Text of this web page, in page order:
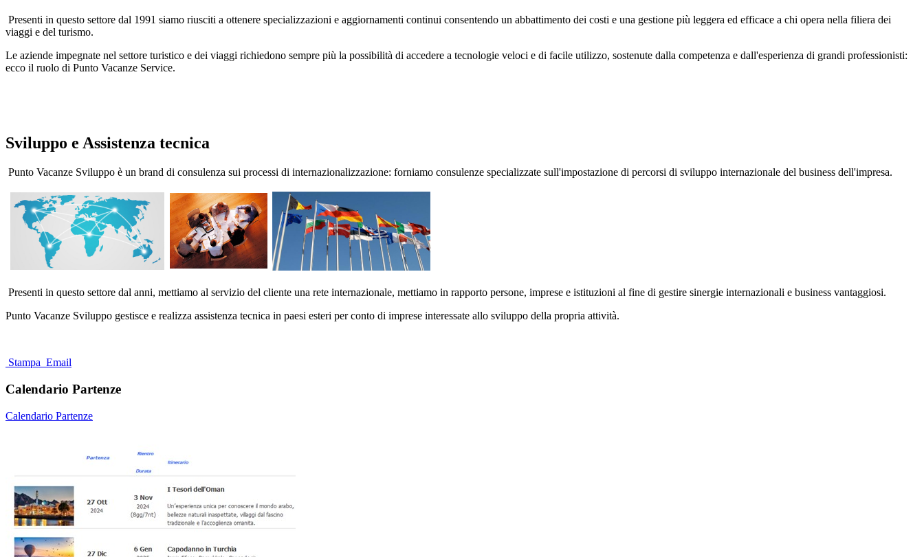
Presenti in questo settore dal 1991 siamo riusciti a ottenere specializzazioni e aggiornamenti continui consentendo un abbattimento dei costi e una gestione più leggera ed efficace a chi opera nella filiera dei
viaggi e del turismo.
Le aziende impegnate nel settore turistico e dei viaggi richiedono sempre più la possibilità di accedere a tecnologie veloci e di facile utilizzo, sostenute dalla competenza e dall'esperienza di grandi professionisti:
ecco il ruolo di Punto Vacanze Service.
Sviluppo e Assistenza tecnica
Punto Vacanze Sviluppo è un brand di consulenza sui processi di internazionalizzazione: forniamo consulenze specializzate sull'impostazione di percorsi di sviluppo internazionale del business dell'impresa.
Presenti in questo settore dal anni, mettiamo al servizio del cliente una rete internazionale, mettiamo in rapporto persone, imprese e istituzioni al fine di gestire sinergie internazionali e business vantaggiosi.
Punto Vacanze Sviluppo gestisce e realizza assistenza tecnica in paesi esteri per conto di imprese interessate allo sviluppo della propria attività.
Stampa Email
Calendario Partenze
Calendario Partenze